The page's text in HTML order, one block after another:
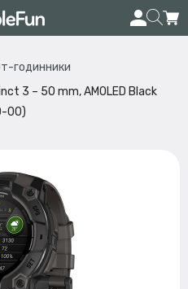
годинники
3 – 50 mm, AMOLED Black
00)